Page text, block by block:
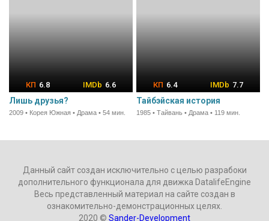
6.8 6.6
Лишь друзья?
2009 • Корея Южная • Драма • 54 мин.
6.4 7.7
Тайбэйская история
1985 • Тайвань • Драма • 119 мин.
Данный сайт создан исключительно с целью разрабоки
дополнительного функционала для движка DatalifeEngine
Весь представленный материал на сайте создан в
ознакомительно-демонстрационных целях.
2020 © Sander-Development